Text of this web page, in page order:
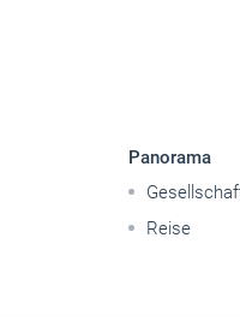
Panorama
Reise